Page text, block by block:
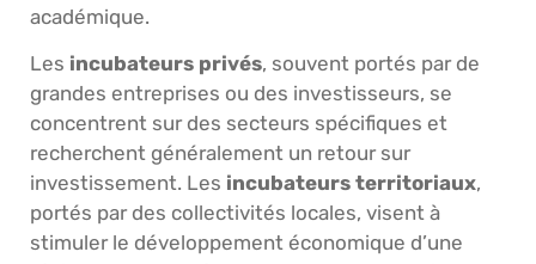
académique.
Les incubateurs privés, souvent portés par de
grandes entreprises ou des investisseurs, se
concentrent sur des secteurs spécifiques et
recherchent généralement un retour sur
investissement. Les incubateurs territoriaux,
portés par des collectivités locales, visent à
stimuler le développement économique d’une